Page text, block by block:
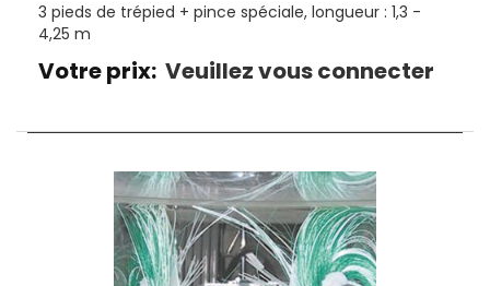
3 pieds de trépied + pince spéciale, longueur : 1,3 -
4,25 m
Votre prix: Veuillez vous connecter